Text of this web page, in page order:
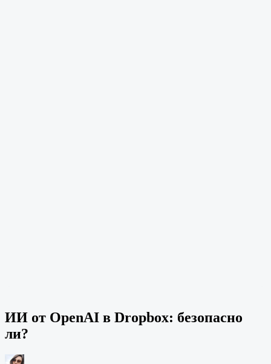
ИИ от OpenAI в Dropbox: безопасно
ли?